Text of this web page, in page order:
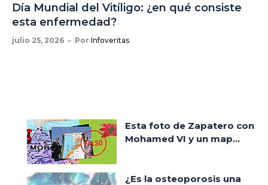
Día Mundial del Vitíligo: ¿en qué consiste
esta enfermedad?
julio 25, 2026 Por Infoveritas
Esta foto de Zapatero con
Mohamed VI y un map...
¿Es la osteoporosis una